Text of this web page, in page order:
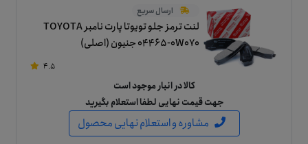
ارسال سریع
لنت ترمز جلو تویوتا پارت نامبر TOYOTA
04465-0W070 جنیون (اصلی)
4.5
کالا در انبار موجود است
جهت قیمت نهایی لطفا استعلام بگیرید
مشاوره و استعلام نهایی محصول